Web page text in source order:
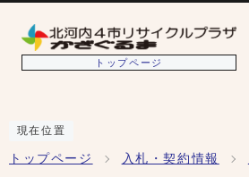
トップページ
現在位置
トップページ 入札・契約情報